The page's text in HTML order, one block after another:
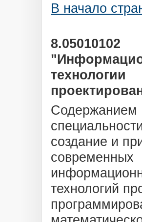
В начало
8.05010102
технологии
Содержанием
создание и
современных
технологий